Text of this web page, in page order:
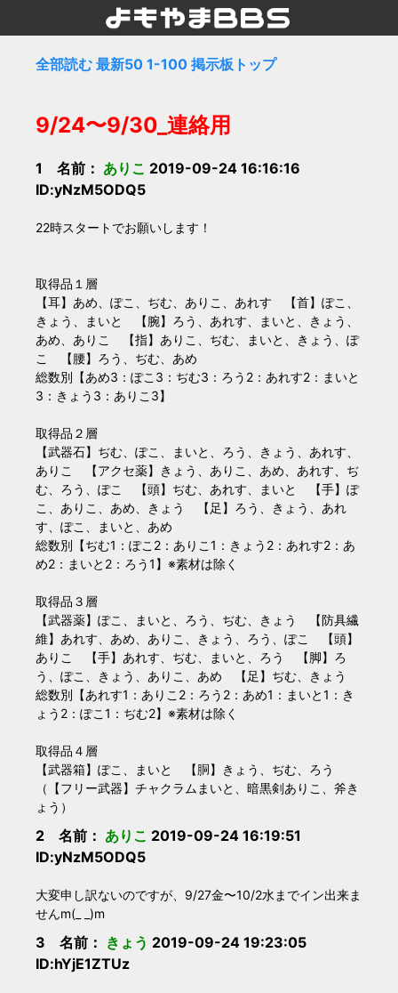
全部読む 最新50 1-100 掲示板トップ
9/24〜9/30_連絡用
1 名前： ありこ 2019-09-24 16:16:16
ID:yNzM5ODQ5
22時スタートでお願いします！
取得品１層
【耳】あめ、ぽこ、ぢむ、ありこ、あれす 【首】ぽこ、
きょう、まいと 【腕】ろう、あれす、まいと、きょう、
あめ、ありこ 【指】ありこ、ぢむ、まいと、きょう、ぽ
こ 【腰】ろう、ぢむ、あめ
総数別【あめ3：ぽこ3：ぢむ3：ろう2：あれす2：まいと
3：きょう3：ありこ3】
取得品２層
【武器石】ぢむ、ぽこ、まいと、ろう、きょう、あれす、
ありこ 【アクセ薬】きょう、ありこ、あめ、あれす、ぢ
む、ろう、ぽこ 【頭】ぢむ、あれす、まいと 【手】ぽ
こ、ありこ、あめ、きょう 【足】ろう、きょう、あれ
す、ぽこ、まいと、あめ
総数別【ぢむ1：ぽこ2：ありこ1：きょう2：あれす2：あ
め2：まいと2：ろう1】※素材は除く
取得品３層
【武器薬】ぽこ、まいと、ろう、ぢむ、きょう 【防具繊
維】あれす、あめ、ありこ、きょう、ろう、ぽこ 【頭】
ありこ 【手】あれす、ぢむ、まいと、ろう 【脚】ろ
う、ぽこ、きょう、ありこ、あめ 【足】ぢむ、きょう
総数別【あれす1：ありこ2：ろう2：あめ1：まいと1：き
ょう2：ぽこ1：ぢむ2】※素材は除く
取得品４層
【武器箱】ぽこ、まいと 【胴】きょう、ぢむ、ろう
（【フリー武器】チャクラムまいと、暗黒剣ありこ、斧き
ょう）
2 名前： ありこ 2019-09-24 16:19:51
ID:yNzM5ODQ5
大変申し訳ないのですが、9/27金〜10/2水までイン出来ま
せんm(_ _)m
3 名前： きょう 2019-09-24 19:23:05
ID:hYjE1ZTUz